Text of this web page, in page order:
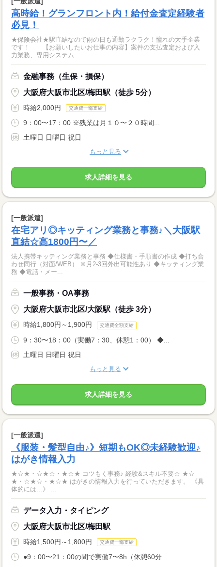
高時給！グランフロント内！給付金査定経験者
必見！
★保険会社★駅直結なので雨の日も通勤ラクラク！憧れの大手企業
です！ 【お願いしたいお仕事の内容】案件の支払査定および入
力業務、専用システム...
金融事務（生保・損保）
大阪府大阪市北区/梅田駅（徒歩 5分）
時給2,000円 交通費一部支給
9：00〜17：00 ※残業は月１０〜２０時間...
土曜日 日曜日 祝日
もっと見る
求人詳細を見る
[一般派遣]
在宅アリ◎キッティング業務と事務♪＼大阪駅
直結☆高1800円〜／
法人携帯キッティング業務と事務 ◆仕様書・手順書の作成 ◆打ち合
わせ同行（対面/WEB） ※月2-3回外出可能性あり ◆キッティング業
務 ◆電話・メー...
一般事務・OA事務
大阪府大阪市北区/大阪駅（徒歩 3分）
時給1,800円～1,900円 交通費全額支給
9：30〜18：00（実働7：30、休憩1：00） ◆...
土曜日 日曜日 祝日
もっと見る
求人詳細を見る
[一般派遣]
《服装・髪型自由♪》短期もOK◎未経験歓迎♪
はがき情報入力
★☆★・☆★☆・★☆★ コツもく事務♪ 経験&スキル不要☆ ★☆
★・☆★☆・★☆★ はがきの情報入力を行っていただきます。 《具
体的には…》 ...
データ入力・タイピング
大阪府大阪市北区/梅田駅
時給1,500円～1,800円 交通費一部支給
●9：00〜21：00の間で実働7〜8h（休憩60分...